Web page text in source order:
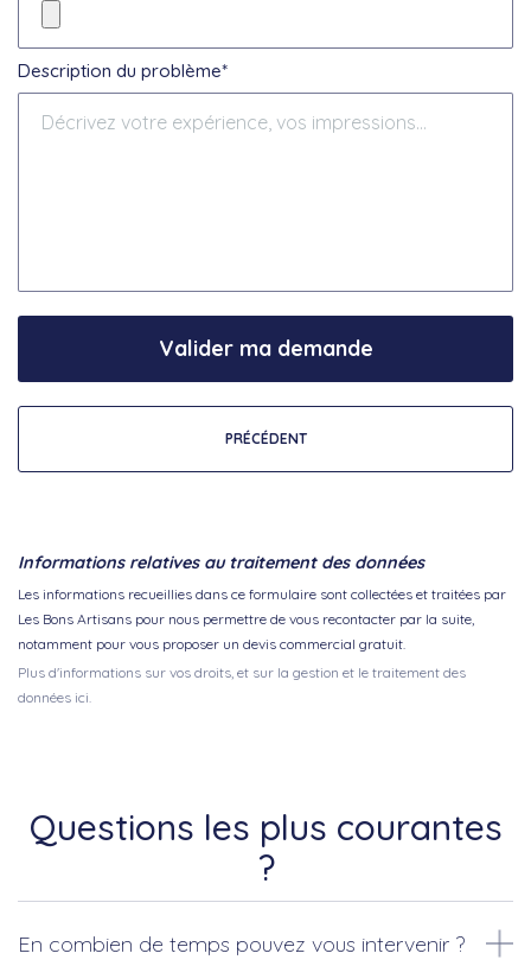
Description du problème*
PRÉCÉDENT
Valider ma demande
Informations relatives au traitement des données
Les informations recueillies dans ce formulaire sont collectées et traitées par
Les Bons Artisans pour nous permettre de vous recontacter par la suite,
notamment pour vous proposer un devis commercial gratuit.
Plus d'informations sur vos droits, et sur la gestion et le traitement des
données ici.
Questions les plus courantes
?
En combien de temps pouvez vous intervenir ?